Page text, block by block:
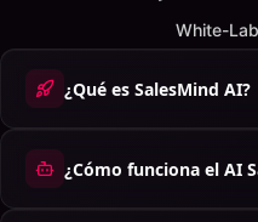
White-
¿Qué es SalesMind AI?
¿Cómo funciona el AI